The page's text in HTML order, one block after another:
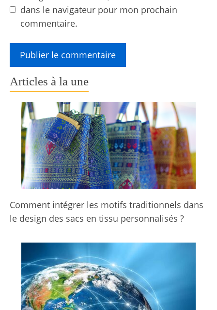
dans le navigateur pour mon prochain
commentaire.
Articles à la une
Comment intégrer les motifs traditionnels dans
le design des sacs en tissu personnalisés ?